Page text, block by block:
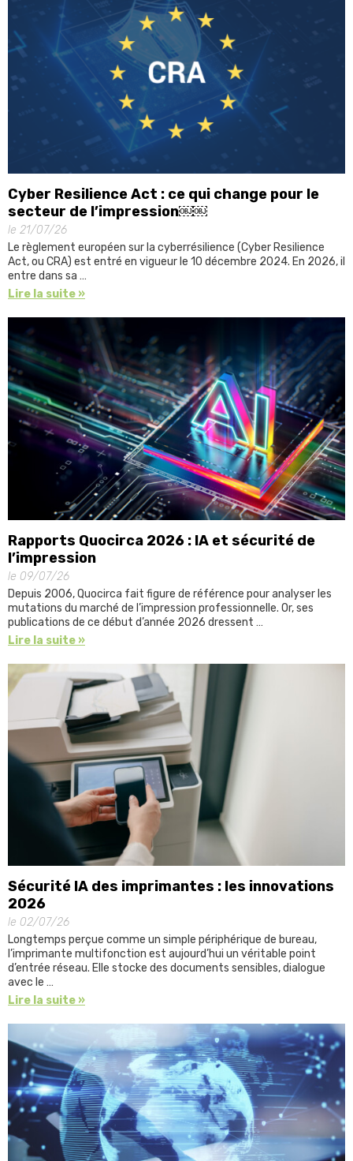
Cyber Resilience Act : ce qui change pour le
secteur de l’impression￼￼
le 21/07/26
Le règlement européen sur la cyberrésilience (Cyber Resilience
Act, ou CRA) est entré en vigueur le 10 décembre 2024. En 2026, il
entre dans sa …
Lire la suite »
Rapports Quocirca 2026 : IA et sécurité de
l’impression
le 09/07/26
Depuis 2006, Quocirca fait figure de référence pour analyser les
mutations du marché de l’impression professionnelle. Or, ses
publications de ce début d’année 2026 dressent …
Lire la suite »
Sécurité IA des imprimantes : les innovations
2026
le 02/07/26
Longtemps perçue comme un simple périphérique de bureau,
l’imprimante multifonction est aujourd’hui un véritable point
d’entrée réseau. Elle stocke des documents sensibles, dialogue
avec le …
Lire la suite »